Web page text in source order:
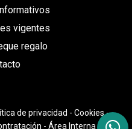
vigentes
regalo
de privacidad - Cookies-
- Área Interna